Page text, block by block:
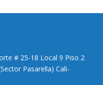
# 25-18 Local 9 Piso 2
Pasarella) Cali-